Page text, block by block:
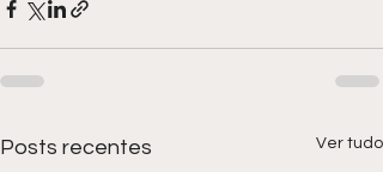
Posts recentes Ver tudo